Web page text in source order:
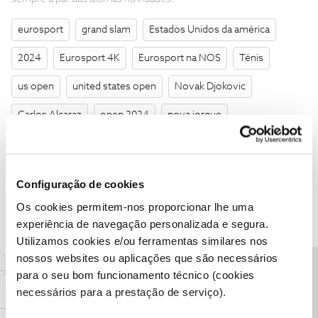
Configuração de cookies
Os cookies permitem-nos proporcionar lhe uma
experiência de navegação personalizada e segura.
Utilizamos cookies e/ou ferramentas similares nos
nossos websites ou aplicações que são necessários
para o seu bom funcionamento técnico (cookies
necessários para a prestação de serviço).
eurosport grand slam Estados Unidos da américa
2024 Eurosport 4K Eurosport na NOS Ténis
us open united states open Novak Djokovic
Carlos Alcaraz open 2024 nova iorque
7 pessoas gostaram
2 Comentários Mais antigos primeiro